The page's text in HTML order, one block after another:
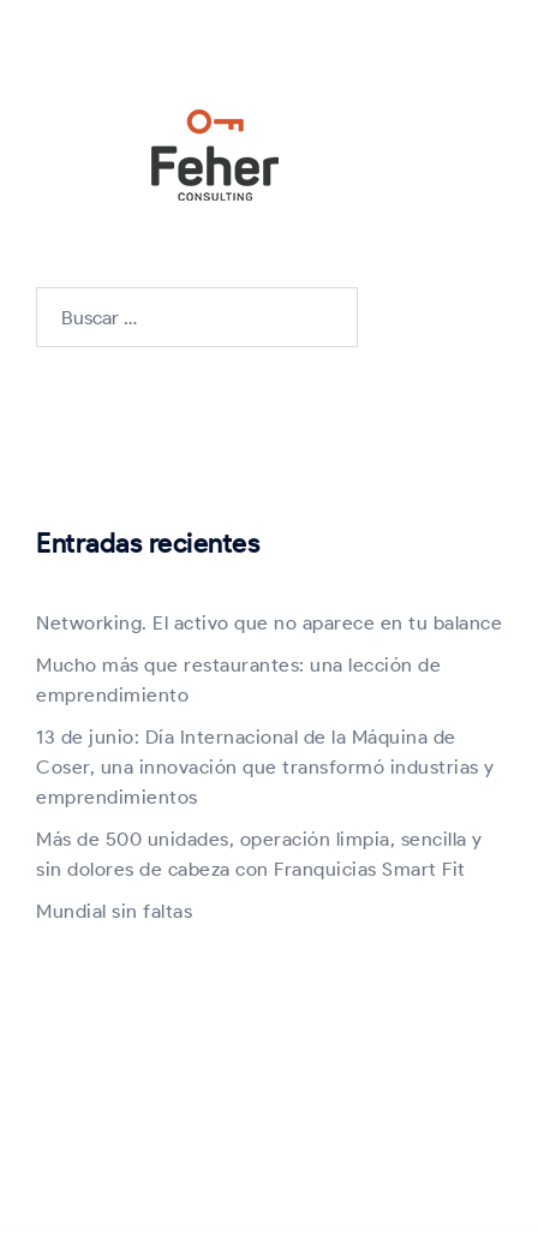
Entradas recientes
Networking. El activo que no aparece en tu balance
Mucho más que restaurantes: una lección de
emprendimiento
13 de junio: Día Internacional de la Máquina de
Coser, una innovación que transformó industrias y
emprendimientos
Más de 500 unidades, operación limpia, sencilla y
sin dolores de cabeza con Franquicias Smart Fit
Mundial sin faltas